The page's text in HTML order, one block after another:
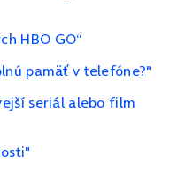
HBO GO“
pamäť v telefóne?"
seriál alebo film